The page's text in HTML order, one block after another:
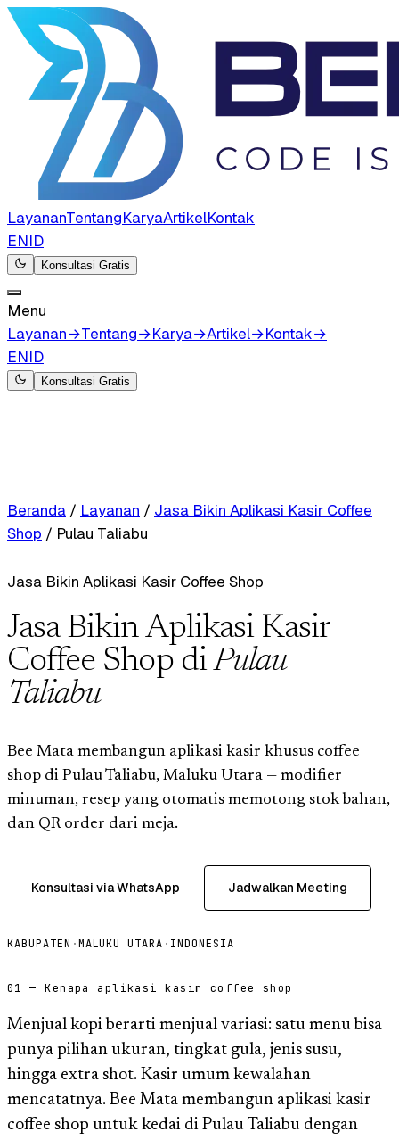
LayananTentangKaryaArtikelKontak
ENID
Konsultasi Gratis
Menu
Layanan→Tentang→Karya→Artikel→Kontak→
ENID
Konsultasi Gratis
Beranda / Layanan / Jasa Bikin Aplikasi Kasir Coffee
Shop / Pulau Taliabu
Jasa Bikin Aplikasi Kasir Coffee Shop
Jasa Bikin Aplikasi Kasir
Coffee Shop diPulau
Taliabu
Bee Mata membangun aplikasi kasir khusus coffee
shop di Pulau Taliabu, Maluku Utara — modifier
minuman, resep yang otomatis memotong stok bahan,
dan QR order dari meja.
Konsultasi via WhatsApp Jadwalkan Meeting
KABUPATEN ·MALUKU UTARA · INDONESIA
01 — Kenapa aplikasi kasir coffee shop
Menjual kopi berarti menjual variasi: satu menu bisa
punya pilihan ukuran, tingkat gula, jenis susu,
hingga extra shot. Kasir umum kewalahan
mencatatnya. Bee Mata membangun aplikasi kasir
coffee shop untuk kedai di Pulau Taliabu dengan